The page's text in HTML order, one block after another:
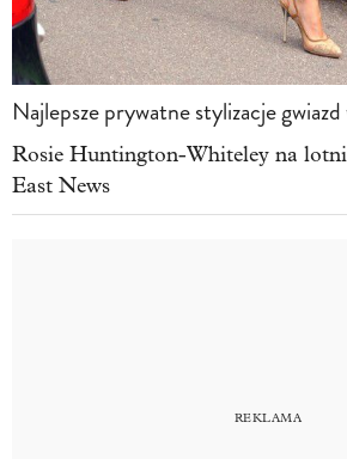
Najlepsze prywatne stylizacje
Rosie Huntington-Whiteley na
East News